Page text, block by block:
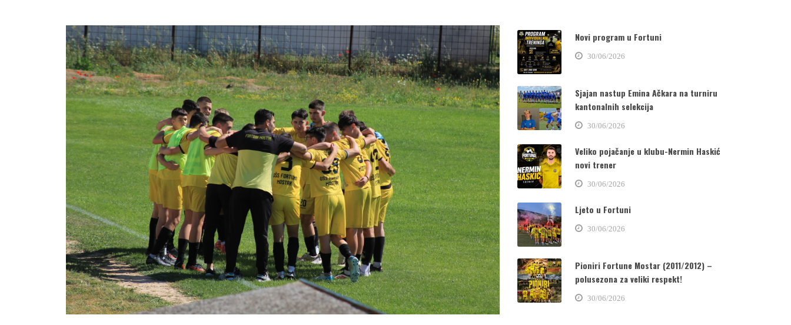
Novi program u Fortuni
30/06/2026
Sjajan nastup Emina Ačkara na turniru
kantonalnih selekcija
30/06/2026
Veliko pojačanje u klubu-Nermin Haskić
novi trener
30/06/2026
Ljeto u Fortuni
30/06/2026
Pioniri Fortune Mostar (2011/2012) –
polusezona za veliki respekt!
30/06/2026